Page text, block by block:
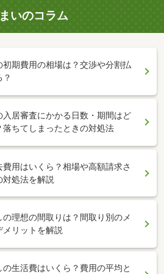
いのコラム
初期費用の相場は？交渉や分割払
？
入居審査にかかる日数・期間はど
落ちてしまったときの対処法
費用はいくら？相場や高額請求さ
対処法を解説
の理想の間取りは？間取り別のメ
メリットを解説
の生活費はいくら？費用の平均と